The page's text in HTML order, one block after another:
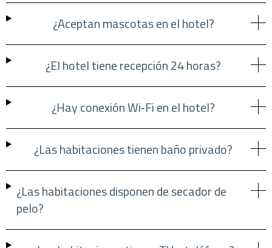
¿Aceptan mascotas en el hotel?
¿El hotel tiene recepción 24 horas?
¿Hay conexión Wi‑Fi en el hotel?
¿Las habitaciones tienen baño privado?
¿Las habitaciones disponen de secador de
pelo?